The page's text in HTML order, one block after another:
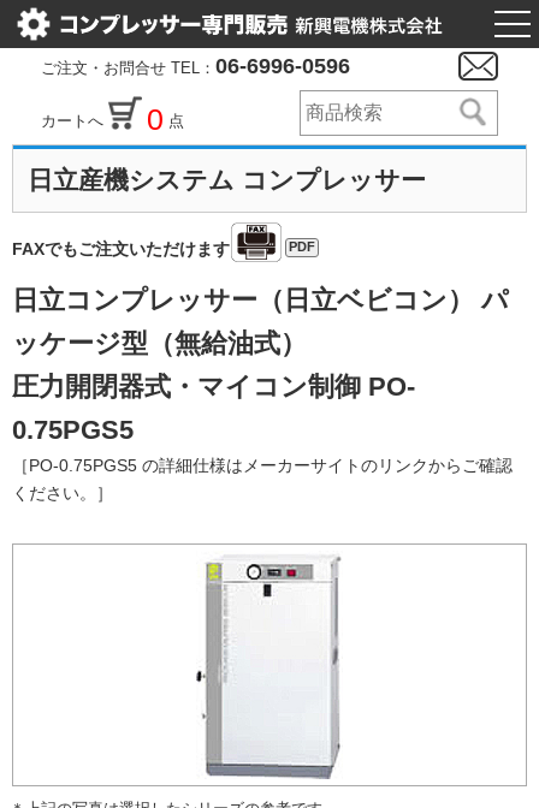
ご注文・お問合せ TEL： 06-6996-0596
カートへ 0 点
日立産機システム コンプレッサー
FAXでもご注文いただけます PDF
日立コンプレッサー（日立ベビコン） パ
ッケージ型（無給油式）
圧力開閉器式・マイコン制御 PO-
0.75PGS5
［PO-0.75PGS5 の詳細仕様はメーカーサイトのリンクからご確認
ください。］